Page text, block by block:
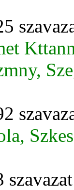
szavazat